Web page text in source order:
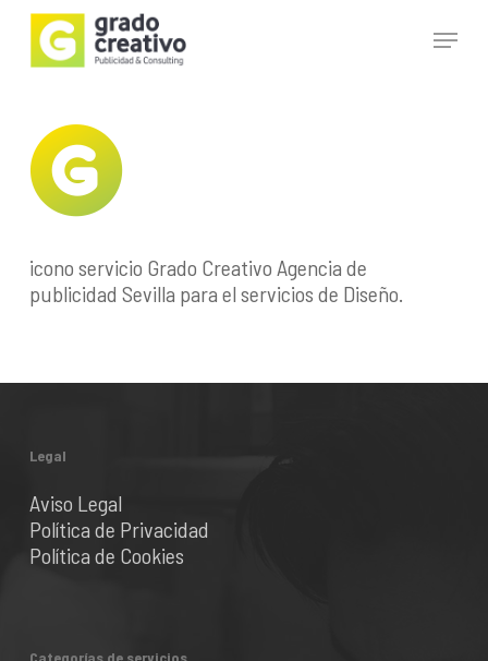
Skip
main
Menu
icono servicio Grado Creativo Agencia de
publicidad Sevilla para el servicios de Diseño.
Legal
Aviso Legal
Política de Privacidad
Política de Cookies
Categorías de servicios